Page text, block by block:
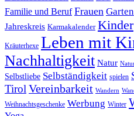
Familie und Beruf Frauen Garten
Jahreskreis Karmakalender Kinder
Kräuterhexe Leben mit
Nachhaltigkeit Natur
Selbstliebe Selbständigkeit spielen
TirolVereinbarkeit Wandern
Weihnachtsgeschenke Werbung Winter